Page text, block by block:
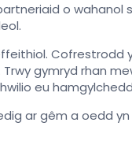
o
Cofrestrodd
gymryd rhan
eu
ar gêm a oedd